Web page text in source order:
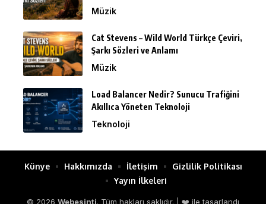
Müzik
Cat Stevens – Wild World Türkçe Çeviri,
Şarkı Sözleri ve Anlamı
Müzik
Load Balancer Nedir? Sunucu Trafiğini
Akıllıca Yöneten Teknoloji
Teknoloji
© 2026 Webesinti. Tüm hakları saklıdır. | ❤️ ile tasarlandı
Künye Hakkımızda İletişim
Gizlilik Politikası
Yayın İlkeleri